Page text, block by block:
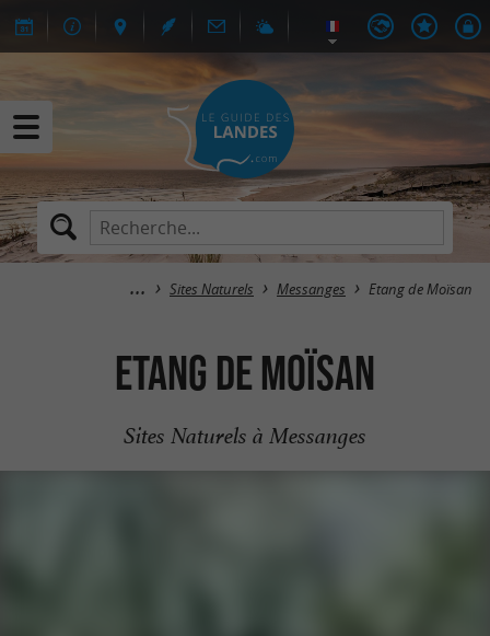
Sites Naturels Messanges Etang de Moïsan
Etang de Moïsan
Sites Naturels à Messanges